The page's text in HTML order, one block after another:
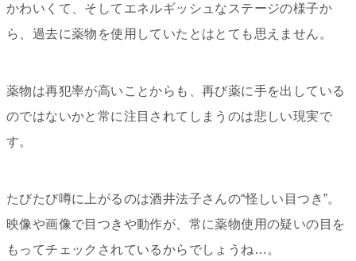
かわいくて、そしてエネルギッシュなステージの様子か
ら、過去に薬物を使用していたとはとても思えません。
薬物は再犯率が高いことからも、再び薬に手を出している
のではないかと常に注目されてしまうのは悲しい現実で
す。
たびたび噂に上がるのは酒井法子さんの“怪しい目つき”。
映像や画像で目つきや動作が、常に薬物使用の疑いの目を
もってチェックされているからでしょうね…。